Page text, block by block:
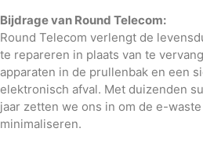
Bijdrage van Round Telecom:
Round Telecom verlengt de
te repareren in plaats van te
apparaten in de prullenbak en een
elektronisch afval. Met duizenden
jaar zetten we ons in om de e-
minimaliseren.